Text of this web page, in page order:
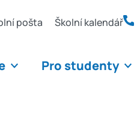
pošta Školní kalendář
Pro studenty